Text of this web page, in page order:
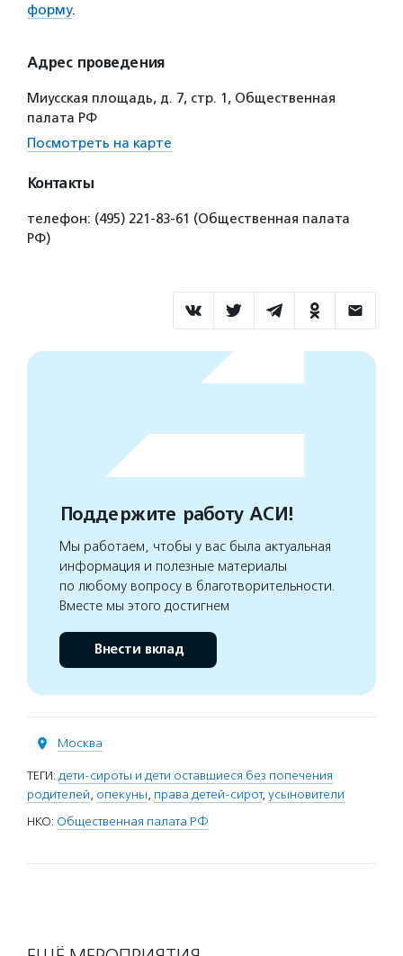
форму.
Адрес проведения
Миусская площадь, д. 7, стр. 1, Общественная
палата РФ
Посмотреть на карте
Контакты
телефон: (495) 221-83-61 (Общественная палата
РФ)
Поддержите работу АСИ!
Мы работаем, чтобы у вас была актуальная
информация и полезные материалы
по любому вопросу в благотворительности.
Вместе мы этого достигнем
Внести вклад
Москва
ТЕГИ: дети-сироты и дети оставшиеся без попечения
родителей, опекуны, права детей-сирот, усыновители
НКО: Общественная палата РФ